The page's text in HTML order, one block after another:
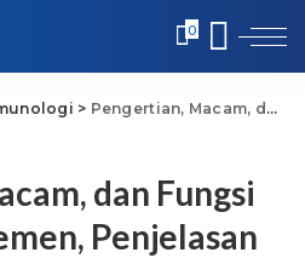
0
> Pengertian, Macam, dan Fungsi Sistem Komplemen, Penjelasan LENGKAP
dan Fungsi
Penjelasan